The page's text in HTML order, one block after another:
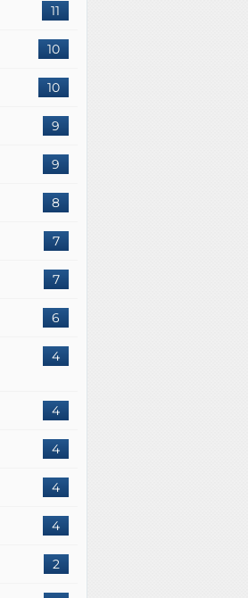
11
10
10
9
9
8
7
7
6
4
4
4
4
4
2